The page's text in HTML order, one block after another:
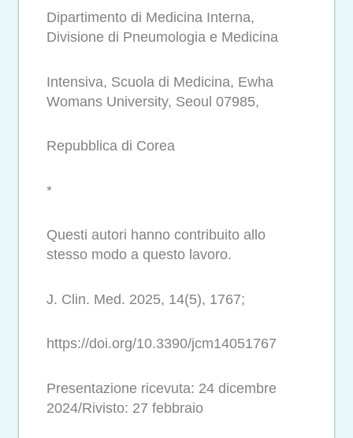
Dipartimento di Medicina Interna,
Divisione di Pneumologia e Medicina
Intensiva, Scuola di Medicina, Ewha
Womans University, Seoul 07985,
Repubblica di Corea
*
Questi autori hanno contribuito allo
stesso modo a questo lavoro.
J. Clin. Med. 2025, 14(5), 1767;
https://doi.org/10.3390/jcm14051767
Presentazione ricevuta: 24 dicembre
2024/Rivisto: 27 febbraio